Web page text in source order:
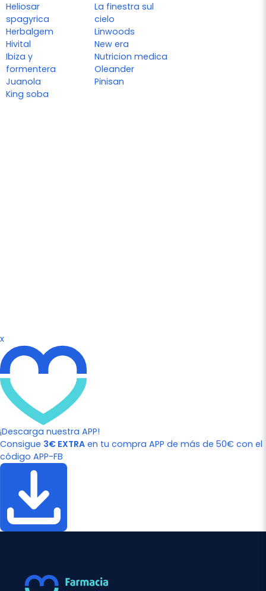
Heliosar
spagyrica
Herbalgem
Hivital
Ibiza y
formentera
Juanola
King soba
La finestra sul
cielo
Linwoods
New era
Nutricion medica
Oleander
Pinisan
x
¡Descarga nuestra APP!
Consigue 3€ EXTRA en tu compra APP de más de 50€ con el
código APP-FB